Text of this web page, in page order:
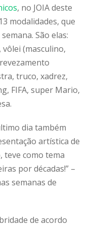
, no JOIA deste
modalidades, que
São elas:
(masculino,
truco, xadrez,
FIFA, super Mario,
dia também
artística de
teve como tema
por décadas!” –
semanas de
de acordo